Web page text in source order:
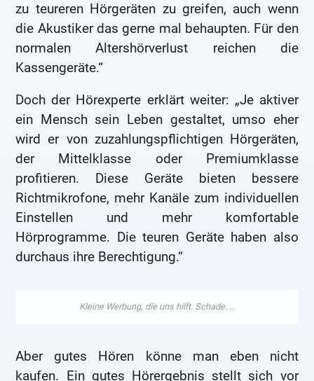
zu teureren Hörgeräten zu greifen, auch wenn
die Akustiker das gerne mal behaupten. Für den
normalen Altershörverlust reichen die
Kassengeräte.“
Doch der Hörexperte erklärt weiter: „Je aktiver
ein Mensch sein Leben gestaltet, umso eher
wird er von zuzahlungspflichtigen Hörgeräten,
der Mittelklasse oder Premiumklasse
profitieren. Diese Geräte bieten bessere
Richtmikrofone, mehr Kanäle zum individuellen
Einstellen und mehr komfortable
Hörprogramme. Die teuren Geräte haben also
durchaus ihre Berechtigung.“
Aber gutes Hören könne man eben nicht
kaufen. Ein gutes Hörergebnis stellt sich vor